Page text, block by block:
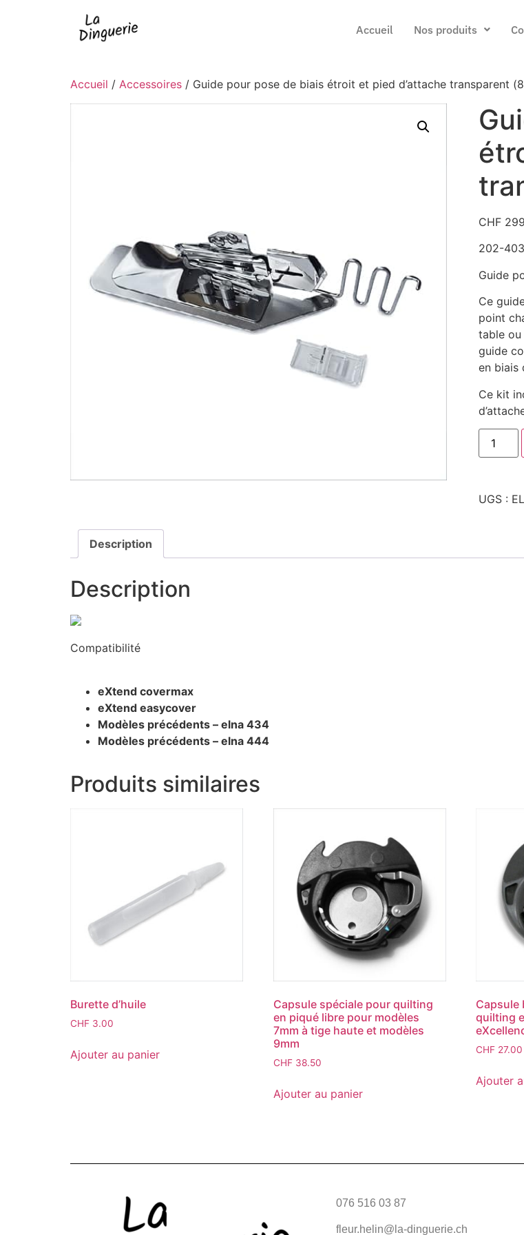
Accueil Nos produits
Accueil / Accessoires / Guide pour pose de biais étroit et pied d’attache transparent
CHF
202-
Guide
Ce
point
table ou
guide
en biais
Ce kit
UGS :
Description
Description
Compatibilité
eXtend covermax
eXtend easycover
Modèles précédents – elna 434
Modèles précédents – elna 444
Produits similaires
Burette d’huile
CHF 3.00
Ajouter au panier
Capsule spéciale pour quilting
en piqué libre pour modèles
7mm à tige haute et modèles
9mm
CHF38.50
Ajouter au panier
Capsule
quilting
CHF 27.00
Ajouter
076 516 03 87
fleur.helin@la-dinguerie.ch